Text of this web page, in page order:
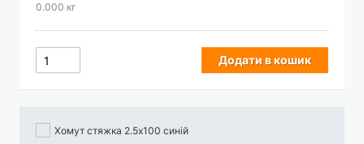
0.000 кг
Додати в кошик
Хомут стяжка 2.5х100 синій